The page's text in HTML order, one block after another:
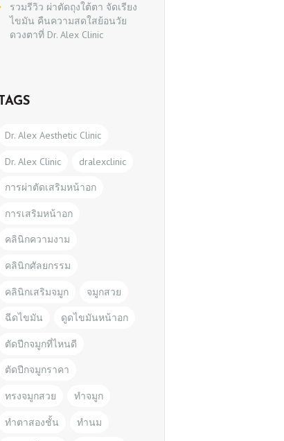
รวมรีวิว ผ่าตัดถุงใต้ตา จัดเรียง
ไขมัน คืนความสดใสย้อนวัย
ดวงตาที่ Dr. Alex Clinic
TAGS
Dr. Alex Aesthetic Clinic
Dr. Alex Clinic dralexclinic
การผ่าตัดเสริมหน้าอก
การเสริมหน้าอก
คลินิกความงาม
คลินิกศัลยกรรม
คลินิกเสริมจมูก จมูกสวย
ฉีดไขมัน ดูดไขมันหน้าอก
ตัดปีกจมูกที่ไหนดี
ตัดปีกจมูกราคา
ทรงจมูกสวย ทำจมูก
ทำตาสองชั้น ทำนม